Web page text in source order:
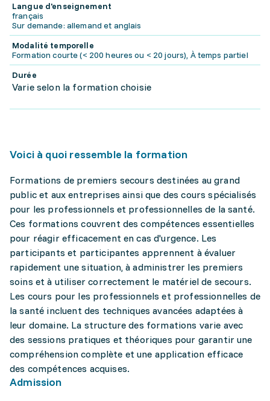
Langue d'enseignement
français
Sur demande: allemand et anglais
Modalité temporelle
Formation courte (< 200 heures ou < 20 jours), À temps partiel
Durée
Varie selon la formation choisie
Voici à quoi ressemble la formation
Formations de premiers secours destinées au grand
public et aux entreprises ainsi que des cours spécialisés
pour les professionnels et professionnelles de la santé.
Ces formations couvrent des compétences essentielles
pour réagir efficacement en cas d'urgence. Les
participants et participantes apprennent à évaluer
rapidement une situation, à administrer les premiers
soins et à utiliser correctement le matériel de secours.
Les cours pour les professionnels et professionnelles de
la santé incluent des techniques avancées adaptées à
leur domaine. La structure des formations varie avec
des sessions pratiques et théoriques pour garantir une
compréhension complète et une application efficace
des compétences acquises.
Admission